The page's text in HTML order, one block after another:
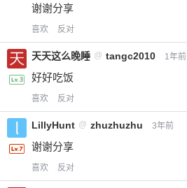
谢谢分享
喜欢 反对
天天这么晚睡 @ tangc2010 1年前
好好吃饭
喜欢 反对
LillyHunt @ zhuzhuzhu 3年前
谢谢分享
喜欢 反对